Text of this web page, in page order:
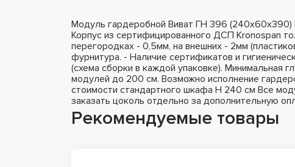
Модуль гардеробной Виват ГН 396
Корпус из сертифицированного ДСП Kronospan
перегородках - 0,5мм, на внешних - 2мм
фурнитура. - Наличие сертификатов и
(схема сборки в каждой упаковке). Минимальная
модулей до 200 см. Возможно исполнение
стоимости стандартного шкафа H 240 см Все
заказать цоколь отдельно за дополнительную
Рекомендуемые товары